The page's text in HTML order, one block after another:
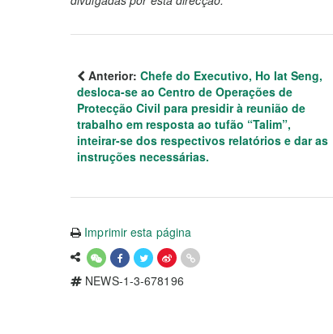
Anterior: Chefe do Executivo, Ho Iat Seng,
desloca-se ao Centro de Operações de
Protecção Civil para presidir à reunião de
trabalho em resposta ao tufão “Talim”,
inteirar-se dos respectivos relatórios e dar as
instruções necessárias.
Imprimir esta página
NEWS-1-3-678196